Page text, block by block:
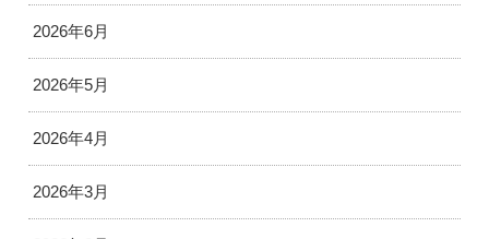
2026年6月
2026年5月
2026年4月
2026年3月